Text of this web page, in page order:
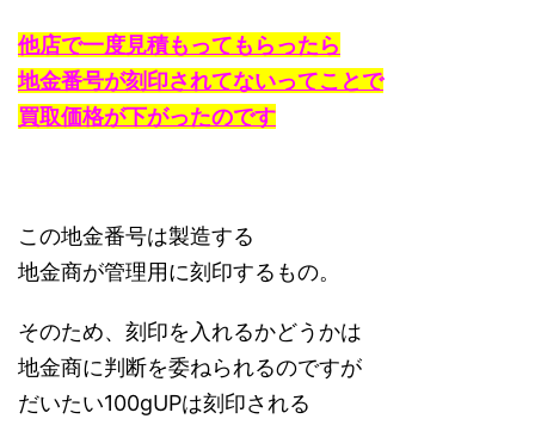
他店で一度見積もってもらったら
地金番号が刻印されてないってことで
買取価格が下がったのです
この地金番号は製造する
地金商が管理用に刻印するもの。
そのため、刻印を入れるかどうかは
地金商に判断を委ねられるのですが
だいたい100gUPは刻印される